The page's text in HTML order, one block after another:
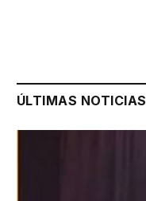
ÚLTIMAS NOTICIAS